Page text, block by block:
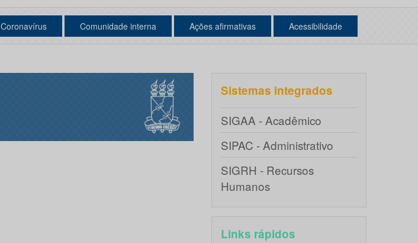
Coronavírus Comunidade interna Ações afirmativas Acessibilidade
Sistemas integrados
SIGAA - Acadêmico
SIPAC - Administrativo
SIGRH - Recursos
Humanos
Links rápidos